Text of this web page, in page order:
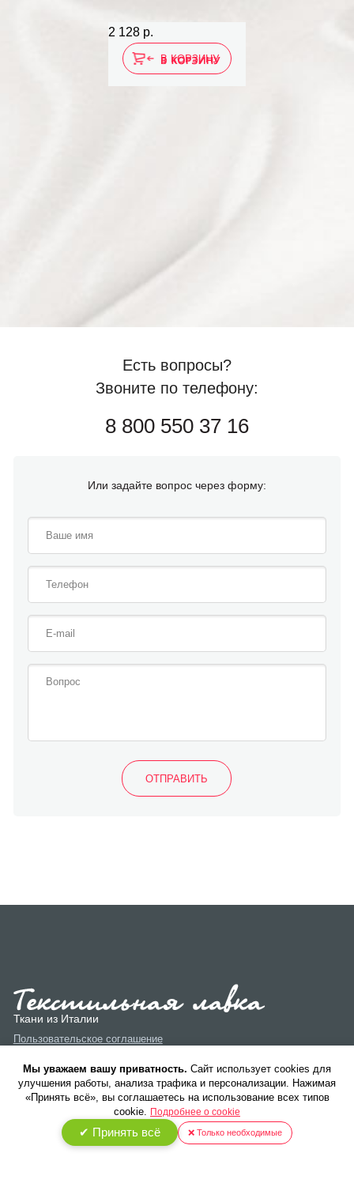
2 128 р.
В КОРЗИНУ
Есть вопросы?
Звоните по телефону:
8 800 550 37 16
Или задайте вопрос через форму:
Ткани из Италии
Пользовательское соглашение
Политика конфиденциальности
Мы уважаем вашу приватность. Cайт использует cookies для
улучшения работы, анализа трафика и персонализации. Нажимая
«Принять всё», вы соглашаетесь на использование всех типов
cookie. Подробнее о cookie
✔ Принять всё ❌ Только необходимые